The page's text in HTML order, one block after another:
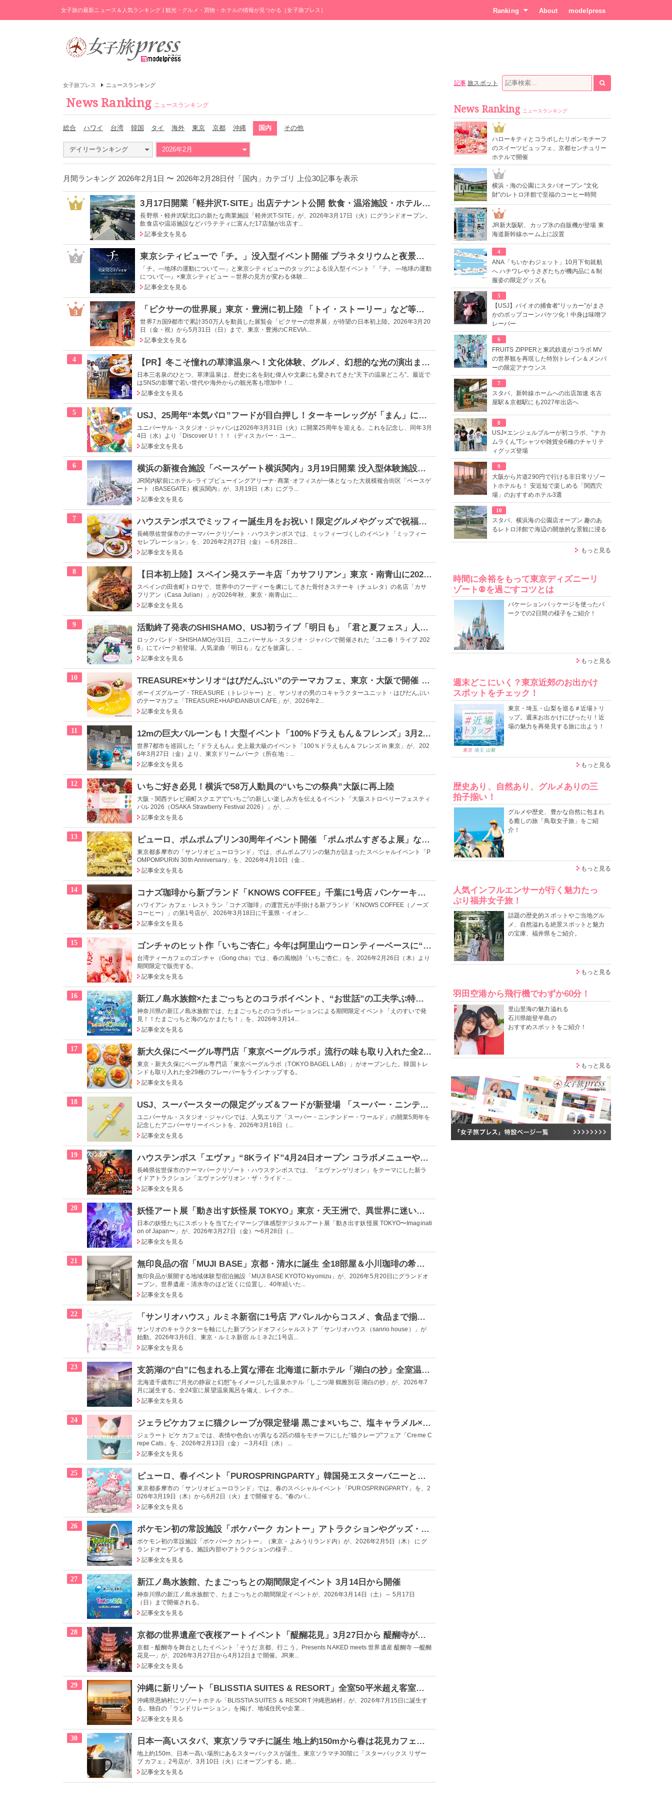
女子旅の最新ニュース＆人気ランキング | 観光・グルメ・買物・ホテルの情報が見つかる［女子旅プレス］ Ranking About modelpress
女子旅プレス ニュースランキング
News Ranking ニュースランキング
総合 ハワイ 台湾 韓国 タイ 海外 東京 京都 沖縄 国内 その他
デイリーランキング 2026年2月
月間ランキング 2026年2月1日 〜 2026年2月28日付「国内」カテゴリ 上位30記事を表示
1 3月17日開業「軽井沢T-SITE」出店テナント公開 飲食・温浴施設・ホテル含む17店舗
長野県・軽井沢駅北口の新たな商業施設「軽井沢T-SITE」が、2026年3月17日（火）にグランドオープン。
飲食店や温浴施設などバラテティに富んだ17店舗が出店す...
記事全文を見る
2 東京シティビューで「チ。」没入型イベント開催 プラネタリウムと夜景が彩る作品世界
「チ。―地球の運動について―」と東京シティビューのタッグによる没入型イベント「『チ。 ―地球の運動
について―』×東京シティビュー ～世界の見方が変わる体験...
記事全文を見る
3 「ピクサーの世界展」東京・豊洲に初上陸 「トイ・ストーリー」など等身大キャラ24体以上が集結
世界7カ国9都市で累計350万人を動員した展覧会「ピクサーの世界展」が待望の日本初上陸。2026年3月20
日（金・祝）から5月31日（日）まで、東京・豊洲のCREVIA...
記事全文を見る
4 【PR】冬こそ憧れの草津温泉へ！文化体験、グルメ、幻想的な光の演出までおすすめスポット7選
日本三名泉のひとつ、草津温泉は、歴史に名を刻む偉人や文豪にも愛されてきた“天下の温泉どころ”。最近で
はSNSの影響で若い世代や海外からの観光客も増加中！...
記事全文を見る
5 USJ、25周年“本気パロ”フードが目白押し！ターキーレッグが「まん」に、アイスが「チュリトス」に
ユニバーサル・スタジオ・ジャパンは2026年3月31日（火）に開業25周年を迎える。これを記念し、同年3月
4日（水）より「Discover U！！！（ディスカバー・ユー...
記事全文を見る
6 横浜の新複合施設「ベースゲート横浜関内」3月19日開業 没入型体験施設ワンダリアや横丁風バル街も
JR関内駅前にホテル･ライブビューイングアリーナ･商業･オフィスが一体となった大規模複合街区「ベースゲ
ート（BASEGATE）横浜関内」が、3月19日（木）にグラ...
記事全文を見る
7 ハウステンボスでミッフィー誕生月をお祝い！限定グルメやグッズで祝福ムードに包まれる1ヶ月
長崎県佐世保市のテーマパークリゾート・ハウステンボスでは、ミッフィーづくしのイベント「ミッフィー
セレブレーション」を、2026年2月27日（金）～6月28日...
記事全文を見る
8 【日本初上陸】スペイン発ステーキ店「カサフリアン」東京・南青山に2026年秋誕生
スペインの田舎町トロサで、世界中のフーディーを虜にしてきた骨付きステーキ（チュレタ）の名店「カサ
フリアン（Casa Julian）」が2026年秋、東京・南青山に...
記事全文を見る
9 活動終了発表のSHISHAMO、USJ初ライブ「明日も」「君と夏フェス」人気ナンバー披露 絶叫ライドも満喫
ロックバンド・SHISHAMOが31日、ユニバーサル・スタジオ・ジャパンで開催された「ユニ春！ライブ 202
6」にてパーク初登場。人気楽曲「明日も」などを披露し、...
記事全文を見る
10 TREASURE×サンリオ“はぴだんぶい”のテーマカフェ、東京・大阪で開催 TEUMEをおもてなし
ボーイズグループ・TREASURE（トレジャー）と、サンリオの男のコキャラクターユニット・はぴだんぶい
のテーマカフェ「TREASURE×HAPIDANBUI CAFE」が、2026年2...
記事全文を見る
11 12mの巨大バルーンも！大型イベント「100%ドラえもん＆フレンズ」3月27日より東京開幕
世界7都市を巡回した『ドラえもん』史上最大級のイベント「100％ドラえもん＆フレンズ in 東京」が、202
6年3月27日（金）より、東京ドリームパーク（所在地：...
記事全文を見る
12 いちご好き必見！横浜で58万人動員の“いちごの祭典”大阪に再上陸
大阪・関⻄テレビ扇町スクエアで“いちご”の新しい楽しみ⽅を伝えるイベント「⼤阪ストロベリーフェスティ
バル 2026（OSAKA Strawberry Festival 2026）」が、...
記事全文を見る
13 ピューロ、ポムポムプリン30周年イベント開催 「ポムポムすぎるよ展」など見どころ紹介
東京都多摩市の「サンリオピューロランド」では、ポムポムプリンの魅力が詰まったスペシャルイベント「P
OMPOMPURIN 30th Anniversary」を、2026年4月10日（金...
記事全文を見る
14 コナズ珈琲から新ブランド「KNOWS COFFEE」千葉に1号店 パンケーキバー＆製法選ぶコーヒー体験
ハワイアン カフェ・レストラン「コナズ珈琲」の運営元が手掛ける新ブランド「KNOWS COFFEE（ノーズ
コーヒー）」の第1号店が、2026年3月18日に千葉県・イオン...
記事全文を見る
15 ゴンチャのヒット作「いちご杏仁」今年は阿里山ウーロンティーベースに“原点回帰”
台湾ティーカフェのゴンチャ（Gong cha）では、春の風物詩「いちご杏仁」を、2026年2月26日（木）より
期間限定で販売する。
記事全文を見る
16 新江ノ島水族館×たまごっちとのコラボイベント、“お世話”の工夫学ぶ特別展示にコラボドリンクやグッズも
神奈川県の新江ノ島水族館では、たまごっちとのコラボレーションによる期間限定イベント「えのすいで発
見！！たまごっちと海のなかまたち！」を、2026年3月14...
記事全文を見る
17 新大久保にベーグル専門店「東京ベーグルラボ」流行の味も取り入れた全29種
東京・新大久保にベーグル専門店「東京ベーグルラボ（TOKYO BAGEL LAB）」がオープンした。韓国トレ
ンドも取り入れた全29種のフレーバーをラインナップする。
記事全文を見る
18 USJ、スーパースターの限定グッズ＆フードが新登場 「スーパー・ニンテンドー・ワールド」5周年記念企画
ユニバーサル・スタジオ・ジャパンでは、人気エリア「スーパー・ニンテンドー・ワールド」の開業5周年を
記念したアニバーサリーイベントを、2026年3月18日（...
記事全文を見る
19 ハウステンボス「エヴァ」“8Kライド”4月24日オープン コラボメニューや限定グッズも充実
長崎県佐世保市のテーマパークリゾート・ハウステンボスでは、『エヴァンゲリオン』をテーマにした新ラ
イドアトラクション「エヴァンゲリオン・ザ・ライド - ...
記事全文を見る
20 妖怪アート展「動き出す妖怪展 TOKYO」東京・天王洲で、異世界に迷い込む没入体験
日本の妖怪たちにスポットを当てたイマーシブ体感型デジタルアート展「動き出す妖怪展 TOKYO〜Imaginati
on of Japan〜」が、2026年3月27日（金）〜6月28日（...
記事全文を見る
21 無印良品の宿「MUJI BASE」京都・清水に誕生 全18部屋＆小川珈琲の希望者限定朝食も
無印良品が展開する地域体験型宿泊施設「MUJI BASE KYOTO kiyomizu」が、2026年5月20日にグランドオ
ープン。世界遺産・清水寺のほど近くに位置し、40年続いた...
記事全文を見る
22 「サンリオハウス」ルミネ新宿に1号店 アパレルからコスメ、食品まで揃う新ブランドストア
サンリオのキャラクターを軸にした新ブランドオフィシャルストア「サンリオハウス（sanrio house）」が
始動。2026年3月6日、東京・ルミネ新宿 ルミネ2に1号店...
記事全文を見る
23 支笏湖の“白”に包まれる上質な滞在 北海道に新ホテル「湖白の抄」全室温泉風呂付きの24室
北海道千歳市に“月光の静寂と幻想”をイメージした温泉ホテル「しこつ湖 鶴雅別荘 湖白の抄」が、2026年7
月に誕生する。全24室に展望温泉風呂を備え、レイクホ...
記事全文を見る
24 ジェラピケカフェに猫クレープが限定登場 黒ごま×いちご、塩キャラメル×オレンジの2種
ジェラート ピケ カフェでは、表情や色合いが異なる2匹の猫をモチーフにした“猫クレープ”フェア「Creme C
repe Cats」を、2026年2月13日（金）～3月4日（水） ...
記事全文を見る
25 ピューロ、春イベント「PUROSPRINGPARTY」韓国発エスターバニーと初コラボ パレードは演出に注目
東京都多摩市の「サンリオピューロランド」では、春のスペシャルイベント「PUROSPRINGPARTY」を、2
026年3月19日（木）から6月2日（火）まで開催する。“春のパ...
記事全文を見る
26 ポケモン初の常設施設「ポケパーク カントー」アトラクションやグッズ・フード等お披露目 アシレーヌの噴水やパレードも
ポケモン初の常設施設「ポケパーク カントー」（東京・よみうりランド内）が、2026年2月5日（木） にグ
ランドオープンする。施設内部やアトラクションの様子...
記事全文を見る
27 新江ノ島水族館、たまごっちとの期間限定イベント 3月14日から開催
神奈川県の新江ノ島水族館で、たまごっちとの期間限定イベントが、2026年3月14日（土）～ 5月17日
（日）まで開催される。
記事全文を見る
28 京都の世界遺産で夜桜アートイベント「醍醐花見」3月27日から 醍醐寺が光の桜絵巻に
京都・醍醐寺を舞台としたイベント「そうだ 京都、行こう。Presents NAKED meets 世界遺産 醍醐寺 —醍醐
花見―」が、2026年3月27日から4月12日まで開催。JR東...
記事全文を見る
29 沖縄に新リゾート「BLISSTIA SUITES & RESORT」全室50平米超え客室＆インフィニティプール完備
沖縄県恩納村にリゾートホテル「BLISSTIA SUITES ＆ RESORT 沖縄恩納村」が、2026年7月15日に誕生す
る。独自の「ランドリレーション」を掲げ、地域住民や企業...
記事全文を見る
30 日本一高いスタバ、東京ソラマチに誕生 地上約150mから春は花見カフェタイムも可能
地上約150m、日本一高い場所にあるスターバックスが誕生。東京ソラマチ30階に「スターバックス リザー
ブ カフェ」2号店が、3月10日（火）にオープンする。絶...
記事全文を見る
記事 旅スポット
News Ranking ニュースランキング
1
ハローキティとコラボしたリボンモチーフ
のスイーツビュッフェ、京都センチュリー
ホテルで開催
2
横浜・海の公園にスタバオープン “文化
財”のレトロ洋館で至福のコーヒー時間
3
JR新大阪駅、カップ氷の自販機が登場 東
海道新幹線ホーム上に設置
4
ANA「ちいかわジェット」10月下旬就航
へ ハチワレやうさぎたちが機内品に＆制
服姿の限定グッズも
5
【USJ】バイオの捕食者“リッカー”がまさ
かのポップコーンバケツ化！中身は味噌フ
レーバー
6
FRUITS ZIPPERと東武鉄道がコラボ MV
の世界観を再現した特別トレイン＆メンバ
ーの限定アナウンス
7
スタバ、新幹線ホームへの出店加速 名古
屋駅＆京都駅にも2027年出店へ
8
USJ×エンジェルブルーが初コラボ、“ナカ
ムラくん”Tシャツや雑貨全6種のチャリテ
ィグッズ登場
9
大阪から片道290円で行ける非日常リゾー
トホテルも！ 安近短で楽しめる「関西穴
場」のおすすめホテル3選
10
スタバ、横浜海の公園店オープン 趣のあ
るレトロ洋館で海辺の開放的な景観に浸る
もっと見る
時間に余裕をもって東京ディズニーリ
ゾート®を過ごすコツとは
バケーションパッケージを使ったパ
ークでの2日間の様子をご紹介！
もっと見る
週末どこにいく？東京近郊のお出かけ
スポットをチェック！
東京・埼玉・山梨を巡る＃近場トリ
ップ。週末お出かけにぴったり！近
場の魅力を再発見する旅に出よう！
もっと見る
歴史あり、自然あり、グルメありの三
拍子揃い！
グルメや歴史、豊かな自然に包まれ
る癒しの旅「鳥取女子旅」をご紹
介！
もっと見る
人気インフルエンサーが行く魅力たっ
ぷり福井女子旅！
話題の歴史的スポットやご当地グル
メ、自然溢れる絶景スポットと魅力
の宝庫、福井県をご紹介。
もっと見る
羽田空港から飛行機でわずか60分！
里山里海の魅力溢れる
石川県能登半島の
おすすめスポットをご紹介！
もっと見る